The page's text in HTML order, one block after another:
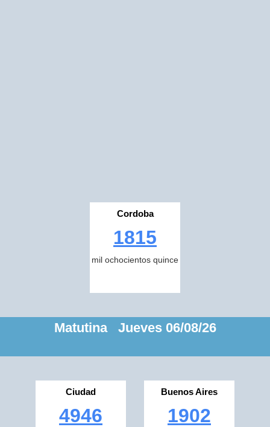
Cordoba
1815
mil ochocientos quince
Matutina Jueves 06/08/26
Ciudad
4946
Buenos Aires
1902